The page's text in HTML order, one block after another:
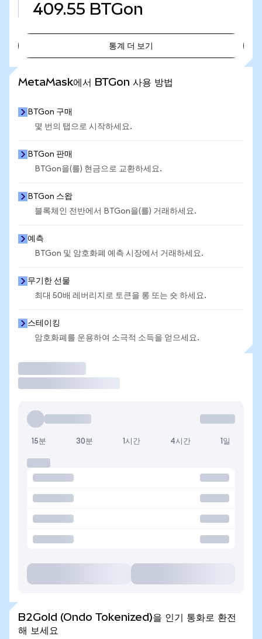
409.55 BTGon
통계 더 보기
MetaMask에서 BTGon 사용 방법
BTGon 구매
몇 번의 탭으로 시작하세요.
BTGon 판매
BTGon을(를) 현금으로 교환하세요.
BTGon 스왑
블록체인 전반에서 BTGon을(를) 거래하세요.
예측
BTGon 및 암호화폐 예측 시장에서 거래하세요.
무기한 선물
최대 50배 레버리지로 토큰을 롱 또는 숏 하세요.
스테이킹
암호화폐를 운용하여 소극적 소득을 얻으세요.
15분 30분 1시간 4시간 1일
B2Gold (Ondo Tokenized)을 인기 통화로 환전
해 보세요